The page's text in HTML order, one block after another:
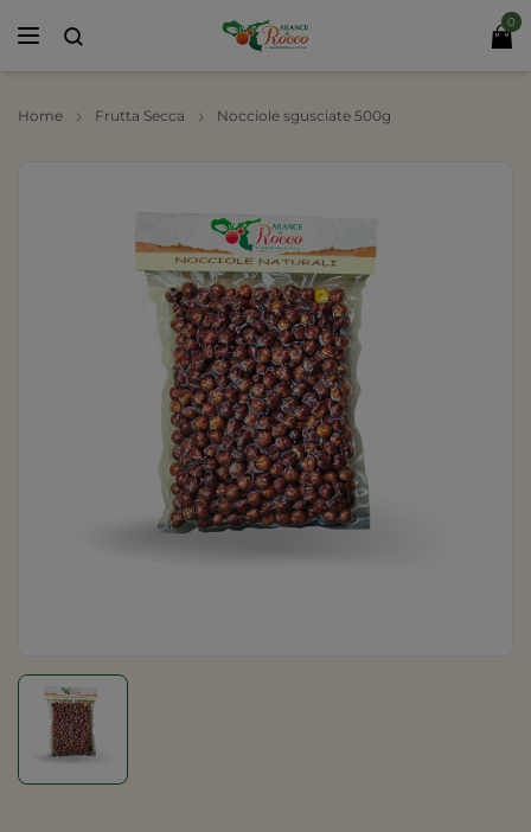
0
Home Frutta Secca Nocciole sgusciate 500g